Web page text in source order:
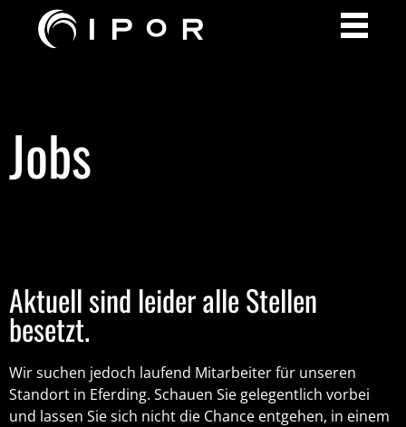
Jobs
Aktuell sind leider alle Stellen
besetzt.
Wir suchen jedoch laufend Mitarbeiter für unseren
Standort in Eferding. Schauen Sie gelegentlich vorbei
und lassen Sie sich nicht die Chance entgehen, in einem